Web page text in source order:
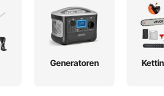
Generatoren